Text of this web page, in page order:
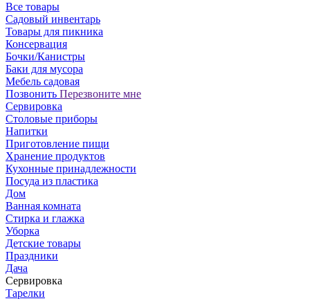
Все товары
Садовый инвентарь
Товары для пикника
Консервация
Бочки/Канистры
Баки для мусора
Мебель садовая
Позвонить Перезвоните мне
Сервировка
Столовые приборы
Напитки
Приготовление пищи
Хранение продуктов
Кухонные принадлежности
Посуда из пластика
Дом
Ванная комната
Стирка и глажка
Уборка
Детские товары
Праздники
Дача
Сервировка
Тарелки